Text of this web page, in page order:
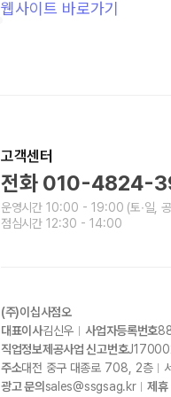
웹사이트 바로가기
고객센터
전화 010-4824-
운영시간 10:00 - 19:00 (토∙일,
점심시간 12:30 - 14:00
(주)이십사점오
대표이사김신우 사업자등록번호
직업정보제공사업 신고번호
주소대전 중구 대종로 708, 2층
광고 문의 sales@ssgsag.kr 제휴